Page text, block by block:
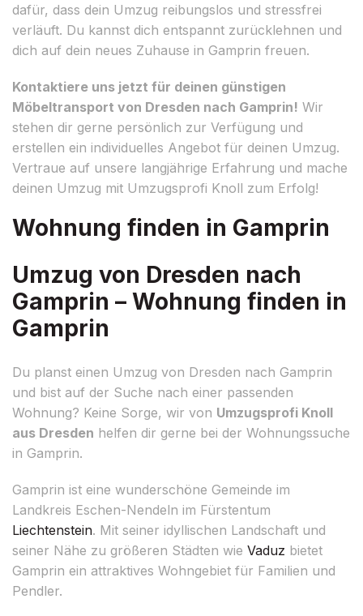
dafür, dass dein Umzug reibungslos und stressfrei
verläuft. Du kannst dich entspannt zurücklehnen und
dich auf dein neues Zuhause in Gamprin freuen.
Kontaktiere uns jetzt für deinen günstigen
Möbeltransport von Dresden nach Gamprin! Wir
stehen dir gerne persönlich zur Verfügung und
erstellen ein individuelles Angebot für deinen Umzug.
Vertraue auf unsere langjährige Erfahrung und mache
deinen Umzug mit Umzugsprofi Knoll zum Erfolg!
Wohnung finden in Gamprin
Umzug von Dresden nach
Gamprin – Wohnung finden in
Gamprin
Du planst einen Umzug von Dresden nach Gamprin
und bist auf der Suche nach einer passenden
Wohnung? Keine Sorge, wir von Umzugsprofi Knoll
aus Dresden helfen dir gerne bei der Wohnungssuche
in Gamprin.
Gamprin ist eine wunderschöne Gemeinde im
Landkreis Eschen-Nendeln im Fürstentum
Liechtenstein. Mit seiner idyllischen Landschaft und
seiner Nähe zu größeren Städten wie Vaduz bietet
Gamprin ein attraktives Wohngebiet für Familien und
Pendler.